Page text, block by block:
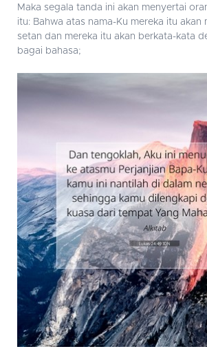
Maka segala tanda ini akan menyertai
itu: Bahwa atas nama-Ku mereka itu akan
setan dan mereka itu akan berkata-kata
bagai bahasa;